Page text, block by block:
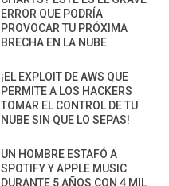
ERROR QUE PODRÍA
PROVOCAR TU PRÓXIMA
BRECHA EN LA NUBE
¡EL EXPLOIT DE AWS QUE
PERMITE A LOS HACKERS
TOMAR EL CONTROL DE TU
NUBE SIN QUE LO SEPAS!
UN HOMBRE ESTAFÓ A
SPOTIFY Y APPLE MUSIC
DURANTE 5 AÑOS CON 4 MIL